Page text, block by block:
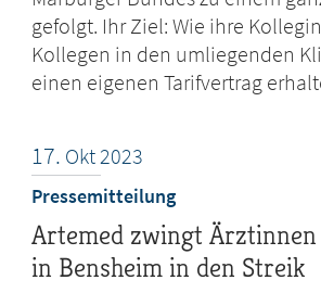
gefolgt. Ihr Ziel: Wie ihre
Kollegen in den umliegenden
einen eigenen Tarifvertrag
17. Okt2023
Pressemitteilung
Artemed zwingt
in Bensheim in den Streik